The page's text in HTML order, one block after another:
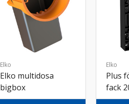
Elko
Elko multidosa
bigbox
Elko
Plus
fack